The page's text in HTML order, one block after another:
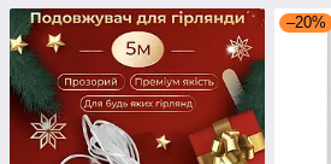
–20%